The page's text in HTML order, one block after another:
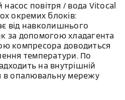
повітря / вода Vitocal
окремих блоків:
від навколишнього
за допомогою хладагента
компресора доводиться
температури. По
на внутрішній
в опалювальну мережу